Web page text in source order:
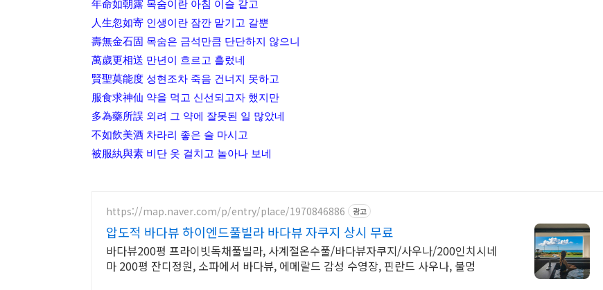
年命如朝露 목숨이란 아침 이슬 같고
人生忽如寄 인생이란 잠깐 맡기고 갈뿐
壽無金石固 목숨은 금석만큼 단단하지 않으니
萬歲更相送 만년이 흐르고 흘렀네
賢聖莫能度 성현조차 죽음 건너지 못하고
服食求神仙 약을 먹고 신선되고자 했지만
多為藥所誤 외려 그 약에 잘못된 일 많았네
不如飲美酒 차라리 좋은 술 마시고
被服紈與素 비단 옷 걸치고 놀아나 보네
https://map.naver.com/p/entry/place/1970846886 광고
압도적 바다뷰 하이엔드풀빌라 바다뷰 자쿠지 상시 무료
바다뷰200평 프라이빗독채풀빌라, 사계절온수풀/바다뷰자쿠지/사우나/200인치시네
마 200평 잔디정원, 소파에서 바다뷰, 에메랄드 감성 수영장, 핀란드 사우나, 불멍